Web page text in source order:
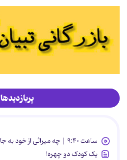
پربازدیدها
ساعت ۹:۴۰ | چه میراثی از خود به جای گذاشت؟
یک کودک دو چهره!